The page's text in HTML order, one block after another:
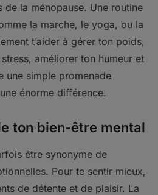
de la ménopause. Une routine
la marche, le yoga, ou la
t’aider à gérer ton poids,
améliorer ton humeur et
une simple promenade
énorme différence.
ton bien-être mental
être synonyme de
Pour te sentir mieux,
de détente et de plaisir. La